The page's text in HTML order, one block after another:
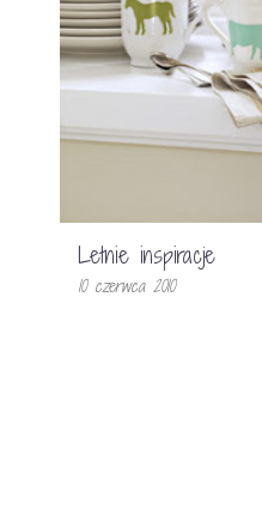
Letnie inspiracje
10 czerwca 2010